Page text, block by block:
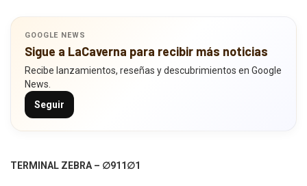
GOOGLE NEWS
Sigue a LaCaverna para recibir más noticias
Recibe lanzamientos, reseñas y descubrimientos en Google
News.
Seguir
TERMINAL ZEBRA – ∅911∅1